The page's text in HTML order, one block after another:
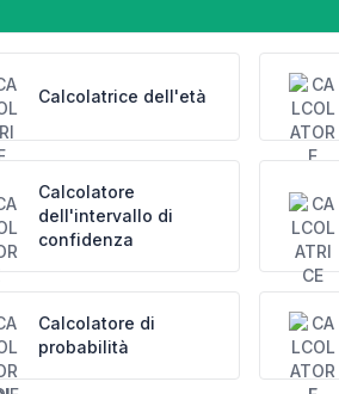
Calcolatrice dell'età
Calcolatore
dell'intervallo di
confidenza
Calcolatore di
probabilità